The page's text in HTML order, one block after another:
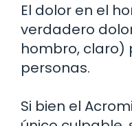
El dolor en el
verdadero
hombro, claro)
personas.
Si bien el